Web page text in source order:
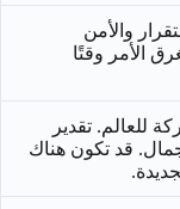
والأمن
الأمر وقتًا
للعالم. تقدير
قد تكون هناك